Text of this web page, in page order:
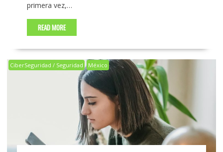
primera vez,…
READ MORE
CiberSeguridad / Seguridad México